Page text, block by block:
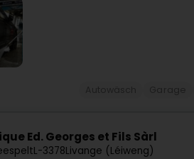
Ed. Georges et Fils Sàrl
L-3378Livange (Léiweng)